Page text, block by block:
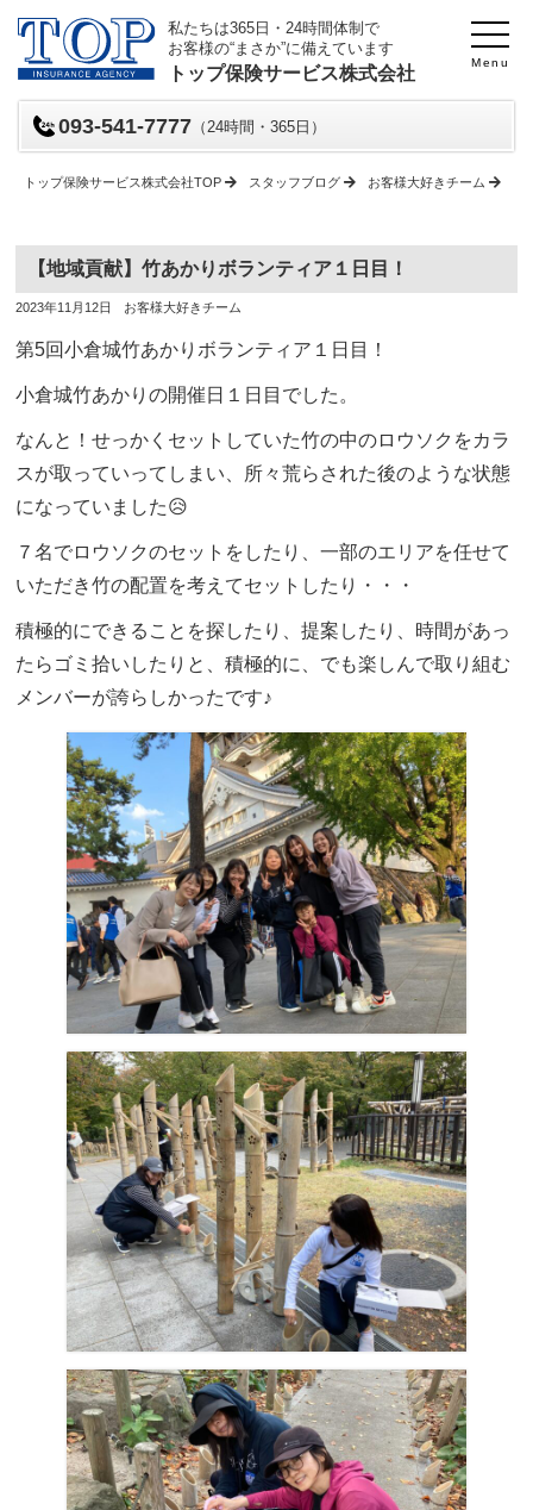
Menu
私たちは365日・24時間体制で
お客様の“まさか”に備えています
トップ保険サービス株式会社
093-541-7777 （24時間・365日）
トップ保険サービス株式会社TOP スタッフブログ お客様大好きチーム
【地域貢献】竹あかりボランティア１日目！
投
日
2023年11月12日
投
者
お客様大好きチーム
第5回小倉城竹あかりボランティア１日目！
小倉城竹あかりの開催日１日目でした。
なんと！せっかくセットしていた竹の中のロウソクをカラ
スが取っていってしまい、所々荒らされた後のような状態
になっていました😥
７名でロウソクのセットをしたり、一部のエリアを任せて
いただき竹の配置を考えてセットしたり・・・
積極的にできることを探したり、提案したり、時間があっ
たらゴミ拾いしたりと、積極的に、でも楽しんで取り組む
メンバーが誇らしかったです♪